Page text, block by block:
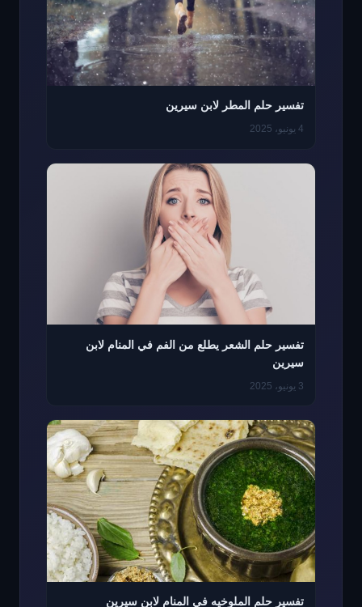
تفسير حلم المطر لابن سيرين
4 يونيو، 2025
تفسير حلم الشعر يطلع من الفم في المنام لابن
سيرين
3 يونيو، 2025
تفسير حلم الملوخيه في المنام لابن سيرين